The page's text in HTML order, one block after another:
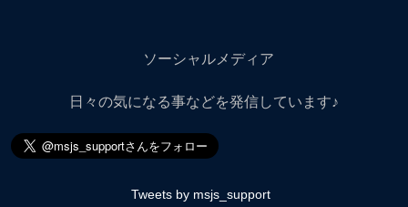
ソーシャルメディア
日々の気になる事などを発信しています♪
Tweets by msjs_support